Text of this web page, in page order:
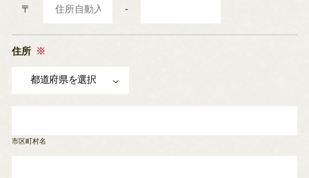
〒 -
住所 ※
市区町村名